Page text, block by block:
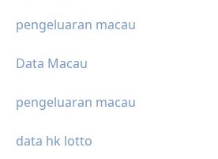
pengeluaran macau
Data Macau
pengeluaran macau
data hk lotto